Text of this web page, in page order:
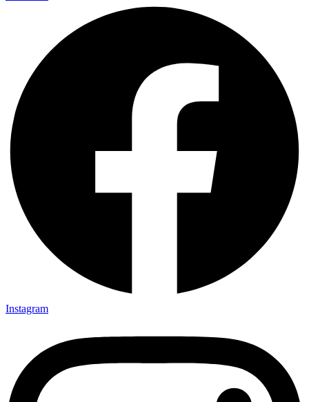
Instagram